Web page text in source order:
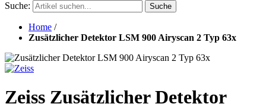
Suche: Suche
Home /
Zusätzlicher Detektor LSM 900 Airyscan 2 Typ 63x
Zeiss Zusätzlicher Detektor